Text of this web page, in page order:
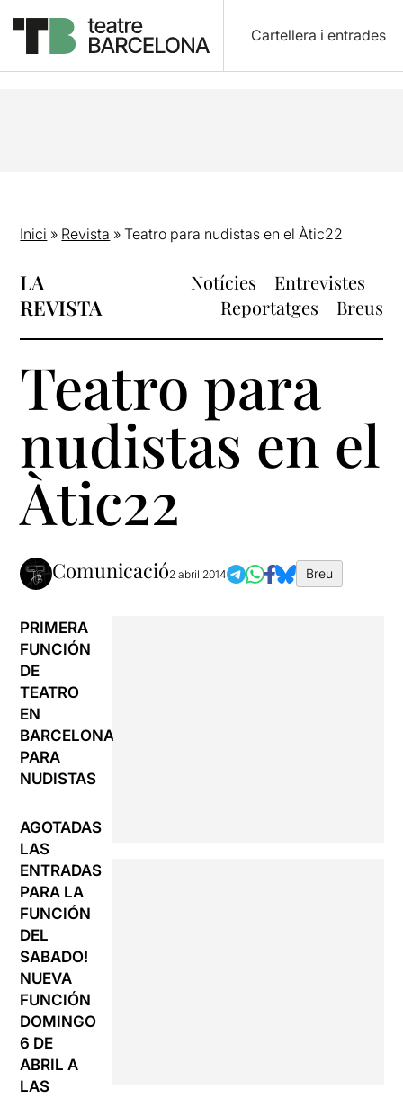
Cartellera i entrades
Inici » Revista »Teatro para nudistas en el Àtic22
LA
REVISTA
Notícies
Entrevistes
Reportatges
Breus
Teatro para
nudistas en el
Àtic22
Comunicació2 abril 2014 Breu
PRIMERA
FUNCIÓN
DE
TEATRO
EN
BARCELONA
PARA
NUDISTAS
AGOTADAS
LAS
ENTRADAS
PARA LA
FUNCIÓN
DEL
SABADO!
NUEVA
FUNCIÓN
DOMINGO
6 DE
ABRIL A
LAS